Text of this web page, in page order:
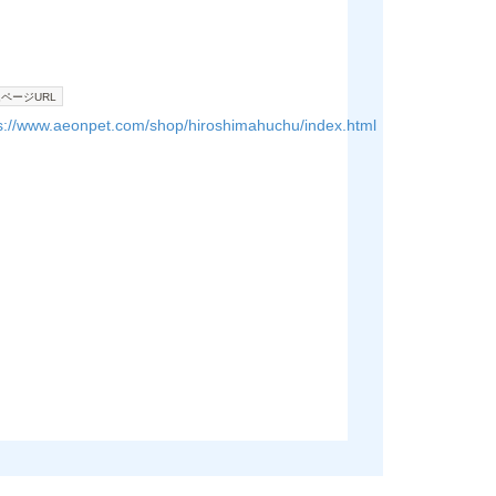
ージURL
www.aeonpet.com/shop/hiroshimahuchu/index.html